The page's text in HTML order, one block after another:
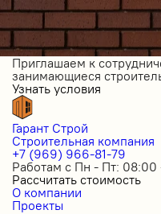
Приглашаем к
занимающиеся
Узнать условия
Гарант Строй
Строительная компания
+7 (969) 966-81-79
Работам с Пн - Пт: 08:00
Рассчитать стоимость
О компании
Проекты